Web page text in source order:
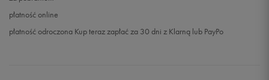
płatność online
płatność odroczona Kup teraz zapłać za 30 dni z Klarną lub PayPo